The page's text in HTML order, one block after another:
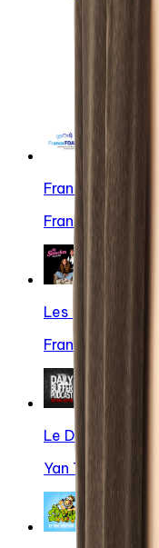
FrancoFOAM
FrancoFOAM
Les sacoches
France D'amour
Le Daily Buffer
Yan Thériault